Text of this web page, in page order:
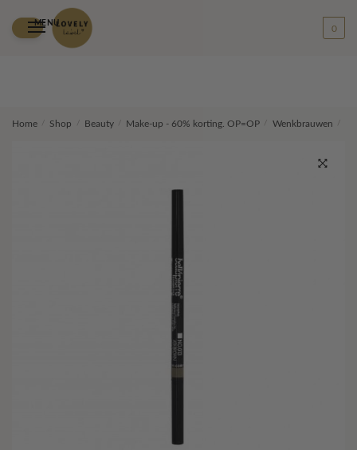
MENU
0
Home Shop Beauty Make-up - 60% korting. OP=OP / Wenkbrauwen /